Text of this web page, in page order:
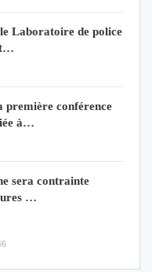
Laboratoire de police
première conférence
à…
sera contrainte
…